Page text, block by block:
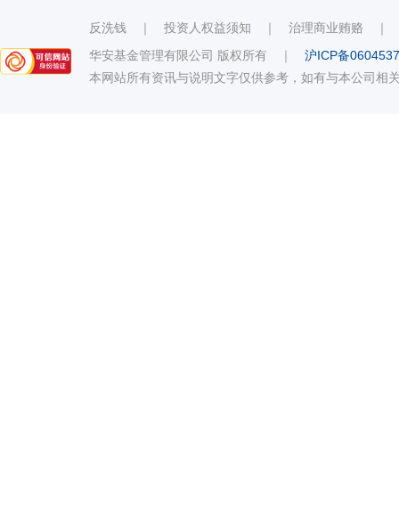
反洗钱 ｜ 投资人权益须知 ｜ 治理商业贿赂
华安基金管理有限公司 版权所有 ｜ 沪ICP备
本网站所有资讯与说明文字仅供参考，如有与本公司相